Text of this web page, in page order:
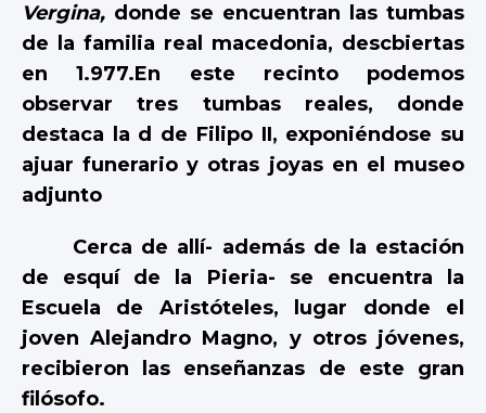
Vergina, donde se encuentran las tumbas
de la familia real macedonia, descbiertas
en 1.977.En este recinto podemos
observar tres tumbas reales, donde
destaca la d de Filipo II, exponiéndose su
ajuar funerario y otras joyas en el museo
adjunto
Cerca de allí- además de la estación
de esquí de la Pieria- se encuentra la
Escuela de Aristóteles, lugar donde el
joven Alejandro Magno, y otros jóvenes,
recibieron las enseñanzas de este gran
filósofo.